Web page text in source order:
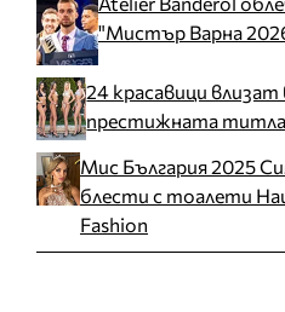
"Мистър Варна
24 красавици
престижната
Мис България 2025
блести с тоалети
Fashion